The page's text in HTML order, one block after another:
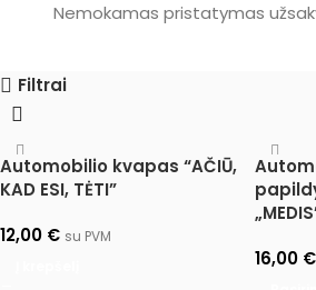
Nemokamas pristatymas
Filtrai
Automobilio kvapas “AČIŪ,
KAD ESI, TĖTI”
12,00 € su PVM
16,00 €